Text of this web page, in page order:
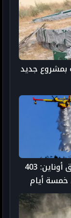
بمشروع جديد
حصري.. مسؤول يكشف حصيلة حريق أوناين: 403
خمسة أيام